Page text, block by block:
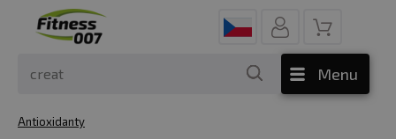
Menu
Antioxidanty